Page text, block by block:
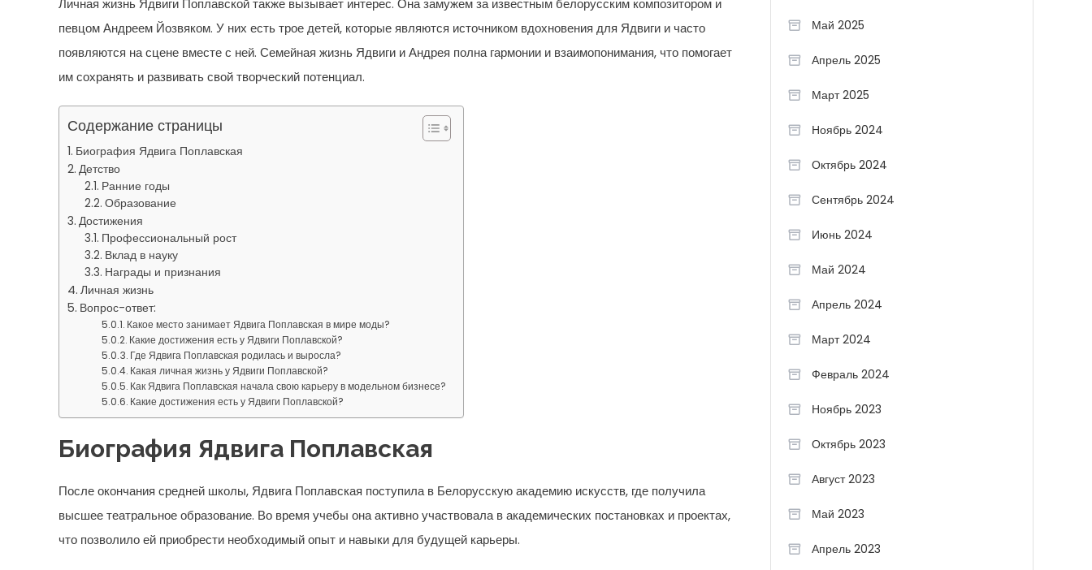
Личная жизнь Ядвиги Поплавской также вызывает интерес. Она замужем за известным белорусским композитором и
певцом Андреем Йозвяком. У них есть трое детей, которые являются источником вдохновения для Ядвиги и часто
появляются на сцене вместе с ней. Семейная жизнь Ядвиги и Андрея полна гармонии и взаимопонимания, что помогает
им сохранять и развивать свой творческий потенциал.
Содержание страницы
Биография Ядвига Поплавская
Детство
Ранние годы
Образование
Достижения
Профессиональный рост
Вклад в науку
Награды и признания
Личная жизнь
Вопрос-ответ:
Какое место занимает Ядвига Поплавская в мире моды?
Какие достижения есть у Ядвиги Поплавской?
Где Ядвига Поплавская родилась и выросла?
Какая личная жизнь у Ядвиги Поплавской?
Как Ядвига Поплавская начала свою карьеру в модельном бизнесе?
Какие достижения есть у Ядвиги Поплавской?
Биография Ядвига Поплавская
После окончания средней школы, Ядвига Поплавская поступила в Белорусскую академию искусств, где получила
высшее театральное образование. Во время учебы она активно участвовала в академических постановках и проектах,
что позволило ей приобрести необходимый опыт и навыки для будущей карьеры.
Май 2025
Апрель 2025
Март 2025
Ноябрь 2024
Октябрь 2024
Сентябрь 2024
Июнь 2024
Май 2024
Апрель 2024
Март 2024
Февраль 2024
Ноябрь 2023
Октябрь 2023
Август 2023
Май 2023
Апрель 2023